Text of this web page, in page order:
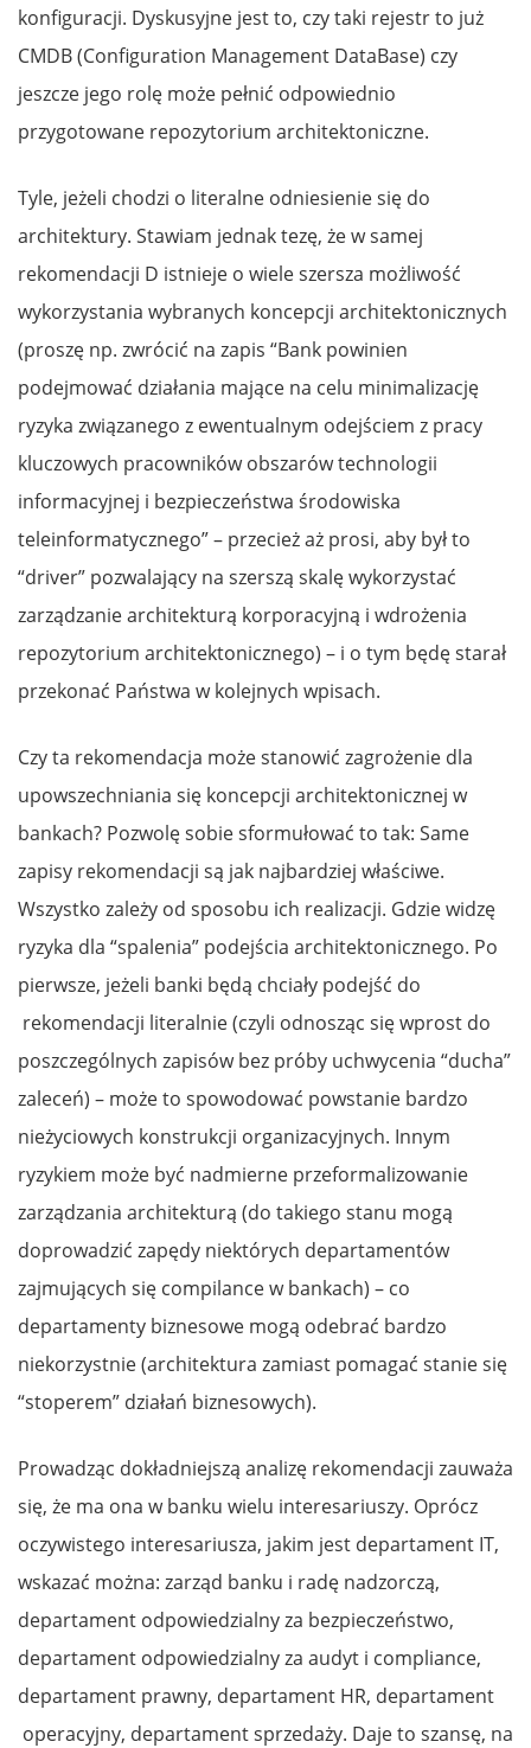
konfiguracji. Dyskusyjne jest to, czy taki rejestr to już
CMDB (Configuration Management DataBase) czy
jeszcze jego rolę może pełnić odpowiednio
przygotowane repozytorium architektoniczne.
Tyle, jeżeli chodzi o literalne odniesienie się do
architektury. Stawiam jednak tezę, że w samej
rekomendacji D istnieje o wiele szersza możliwość
wykorzystania wybranych koncepcji architektonicznych
(proszę np. zwrócić na zapis “Bank powinien
podejmować działania mające na celu minimalizację
ryzyka związanego z ewentualnym odejściem z pracy
kluczowych pracowników obszarów technologii
informacyjnej i bezpieczeństwa środowiska
teleinformatycznego” – przecież aż prosi, aby był to
“driver” pozwalający na szerszą skalę wykorzystać
zarządzanie architekturą korporacyjną i wdrożenia
repozytorium architektonicznego) – i o tym będę starał
przekonać Państwa w kolejnych wpisach.
Czy ta rekomendacja może stanowić zagrożenie dla
upowszechniania się koncepcji architektonicznej w
bankach? Pozwolę sobie sformułować to tak: Same
zapisy rekomendacji są jak najbardziej właściwe.
Wszystko zależy od sposobu ich realizacji. Gdzie widzę
ryzyka dla “spalenia” podejścia architektonicznego. Po
pierwsze, jeżeli banki będą chciały podejść do
rekomendacji literalnie (czyli odnosząc się wprost do
poszczególnych zapisów bez próby uchwycenia “ducha”
zaleceń) – może to spowodować powstanie bardzo
nieżyciowych konstrukcji organizacyjnych. Innym
ryzykiem może być nadmierne przeformalizowanie
zarządzania architekturą (do takiego stanu mogą
doprowadzić zapędy niektórych departamentów
zajmujących się compilance w bankach) – co
departamenty biznesowe mogą odebrać bardzo
niekorzystnie (architektura zamiast pomagać stanie się
“stoperem” działań biznesowych).
Prowadząc dokładniejszą analizę rekomendacji zauważa
się, że ma ona w banku wielu interesariuszy. Oprócz
oczywistego interesariusza, jakim jest departament IT,
wskazać można: zarząd banku i radę nadzorczą,
departament odpowiedzialny za bezpieczeństwo,
departament odpowiedzialny za audyt i compliance,
departament prawny, departament HR, departament
operacyjny, departament sprzedaży. Daje to szansę, na